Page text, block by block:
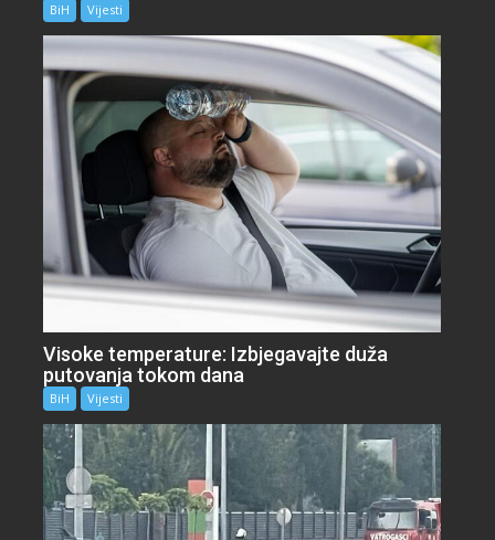
BiH Vijesti
Visoke temperature: Izbjegavajte duža
putovanja tokom dana
BiH Vijesti